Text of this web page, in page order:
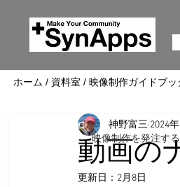
ホーム / 資料室 / 映像制作ガイドブッ
動画の
神野富三 2024
更新日： 2月8日
映像制作を発注す